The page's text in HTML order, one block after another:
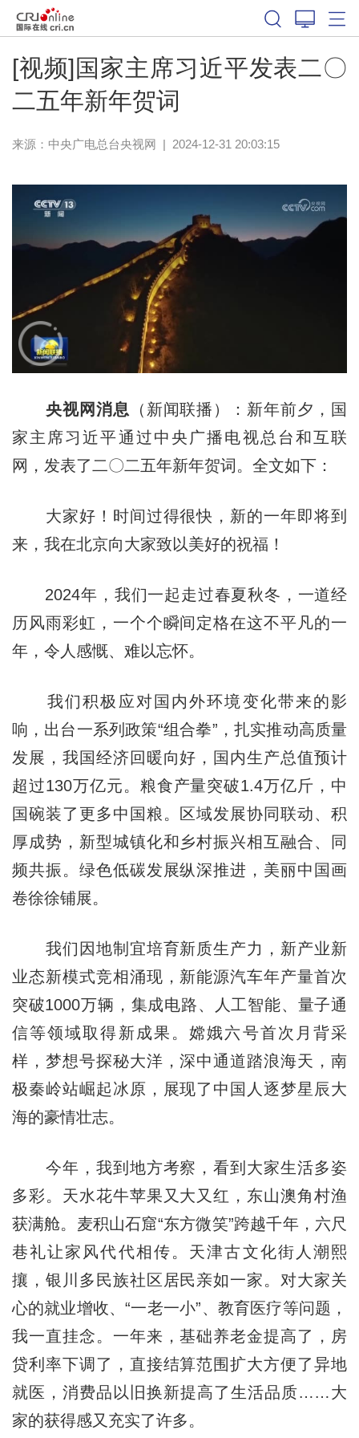
[视频]国家主席习近平发表二〇
二五年新年贺词
来源： 中央广电总台央视网 | 2024-12-31 20:03:15
央视网消息 （新闻联播）：新年前夕，国
家主席习近平通过中央广播电视总台和互联
网，发表了二〇二五年新年贺词。全文如下：
大家好！时间过得很快，新的一年即将到
来，我在北京向大家致以美好的祝福！
2024年，我们一起走过春夏秋冬，一道经
历风雨彩虹，一个个瞬间定格在这不平凡的一
年，令人感慨、难以忘怀。
我们积极应对国内外环境变化带来的影
响，出台一系列政策“组合拳”，扎实推动高质量
发展，我国经济回暖向好，国内生产总值预计
超过130万亿元。粮食产量突破1.4万亿斤，中
国碗装了更多中国粮。区域发展协同联动、积
厚成势，新型城镇化和乡村振兴相互融合、同
频共振。绿色低碳发展纵深推进，美丽中国画
卷徐徐铺展。
我们因地制宜培育新质生产力，新产业新
业态新模式竞相涌现，新能源汽车年产量首次
突破1000万辆，集成电路、人工智能、量子通
信等领域取得新成果。嫦娥六号首次月背采
样，梦想号探秘大洋，深中通道踏浪海天，南
极秦岭站崛起冰原，展现了中国人逐梦星辰大
海的豪情壮志。
今年，我到地方考察，看到大家生活多姿
多彩。天水花牛苹果又大又红，东山澳角村渔
获满舱。麦积山石窟“东方微笑”跨越千年，六尺
巷礼让家风代代相传。天津古文化街人潮熙
攘，银川多民族社区居民亲如一家。对大家关
心的就业增收、“一老一小”、教育医疗等问题，
我一直挂念。一年来，基础养老金提高了，房
贷利率下调了，直接结算范围扩大方便了异地
就医，消费品以旧换新提高了生活品质……大
家的获得感又充实了许多。